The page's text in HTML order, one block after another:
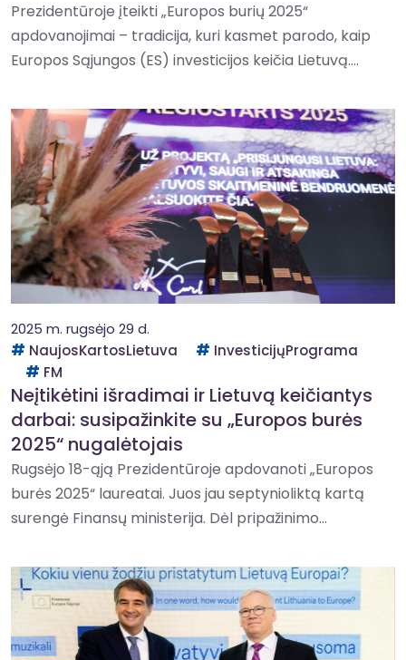
Prezidentūroje įteikti „Europos burių 2025“
apdovanojimai – tradicija, kuri kasmet parodo, kaip
Europos Sąjungos (ES) investicijos keičia Lietuvą....
2025 m. rugsėjo 29 d.
NaujosKartosLietuva
InvesticijųPrograma
FM
Neįtikėtini išradimai ir Lietuvą keičiantys
darbai: susipažinkite su „Europos burės
2025“ nugalėtojais
Rugsėjo 18-ąją Prezidentūroje apdovanoti „Europos
burės 2025“ laureatai. Juos jau septynioliktą kartą
surengė Finansų ministerija. Dėl pripažinimo...